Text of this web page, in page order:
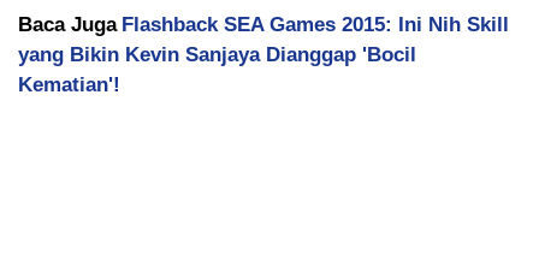
Baca Juga Flashback SEA Games 2015: Ini Nih Skill
yang Bikin Kevin Sanjaya Dianggap 'Bocil
Kematian'!